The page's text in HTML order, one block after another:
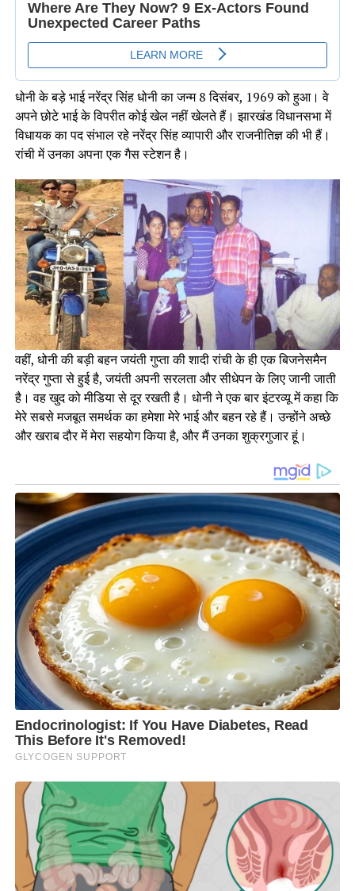
धोनी के बड़े भाई नरेंद्र सिंह धोनी का जन्म 8 दिसंबर, 1969 को हुआ। वे
अपने छोटे भाई के विपरीत कोई खेल नहीं खेलते हैं। झारखंड विधानसभा में
विधायक का पद संभाल रहे नरेंद्र सिंह व्यापारी और राजनीतिज्ञ की भी हैं।
रांची में उनका अपना एक गैस स्टेशन है।
वहीं, धोनी की बड़ी बहन जयंती गुप्ता की शादी रांची के ही एक बिजनेसमैन
नरेंद्र गुप्ता से हुई है, जयंती अपनी सरलता और सीधेपन के लिए जानी जाती
है। वह खुद को मीडिया से दूर रखती है। धोनी ने एक बार इंटरव्यू में कहा कि
मेरे सबसे मजबूत समर्थक का हमेशा मेरे भाई और बहन रहे हैं। उन्होंने अच्छे
और खराब दौर में मेरा सहयोग किया है, और मैं उनका शुक्रगुजार हूं।